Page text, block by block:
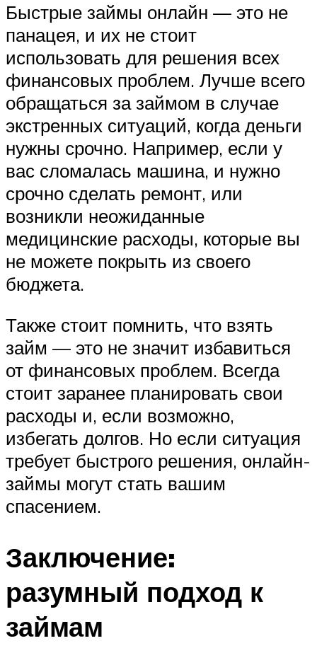
Быстрые займы онлайн — это не
панацея, и их не стоит
использовать для решения всех
финансовых проблем. Лучше всего
обращаться за займом в случае
экстренных ситуаций, когда деньги
нужны срочно. Например, если у
вас сломалась машина, и нужно
срочно сделать ремонт, или
возникли неожиданные
медицинские расходы, которые вы
не можете покрыть из своего
бюджета.
Также стоит помнить, что взять
займ — это не значит избавиться
от финансовых проблем. Всегда
стоит заранее планировать свои
расходы и, если возможно,
избегать долгов. Но если ситуация
требует быстрого решения, онлайн-
займы могут стать вашим
спасением.
Заключение:
разумный подход к
займам